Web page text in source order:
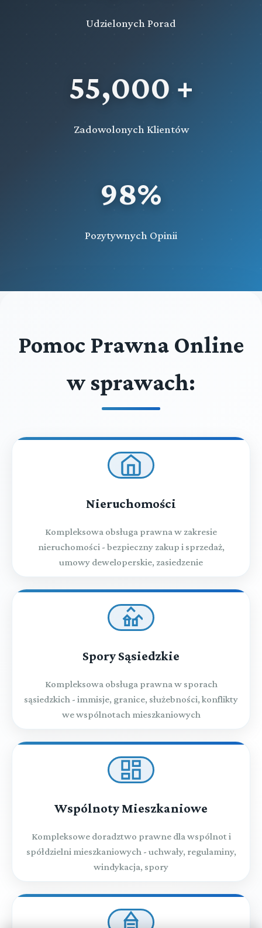
Udzielonych Porad
55,000 +
Zadowolonych Klientów
98%
Pozytywnych Opinii
Pomoc Prawna Online
w sprawach:
Nieruchomości
Kompleksowa obsługa prawna w zakresie
nieruchomości - bezpieczny zakup i sprzedaż,
umowy deweloperskie, zasiedzenie
Spory Sąsiedzkie
Kompleksowa obsługa prawna w sporach
sąsiedzkich - immisje, granice, służebności, konflikty
we wspólnotach mieszkaniowych
Wspólnoty Mieszkaniowe
Kompleksowe doradztwo prawne dla wspólnot i
spółdzielni mieszkaniowych - uchwały, regulaminy,
windykacja, spory